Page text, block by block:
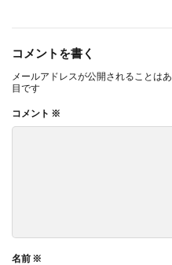
コメントを書く
メールアドレスが公開されることはあ
目です
コメント ※
名前 ※